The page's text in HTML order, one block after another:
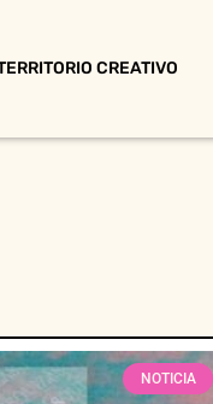
CREATIVO
NOTICIA